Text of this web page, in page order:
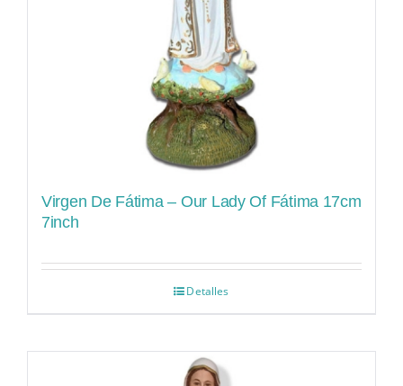
Virgen De Fátima – Our Lady Of Fátima 17cm
7inch
Detalles